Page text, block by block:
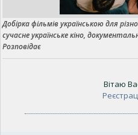
Добірка фільмів українською для
сучасне українське кіно,
Розповідає
Вітаю